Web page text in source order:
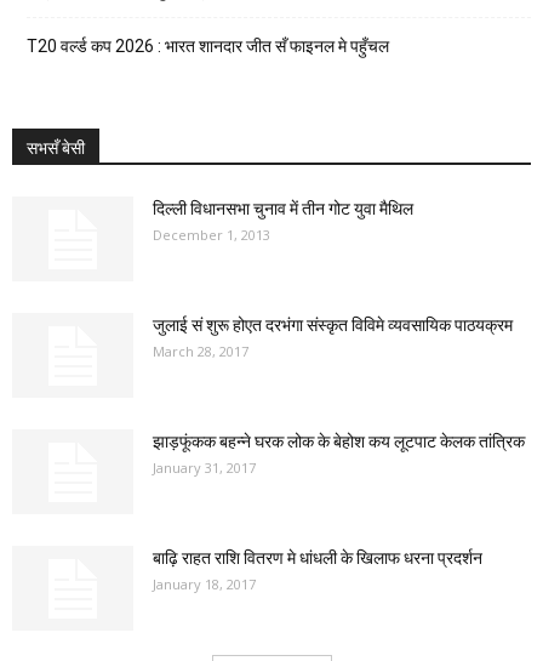
T20 वर्ल्ड कप 2026 : भारत शानदार जीत सँ फाइनल मे पहुँचल
सभसँ बेसी
दिल्ली विधानसभा चुनाव में तीन गोट युवा मैथिल
December 1, 2013
जुलाई सं शुरू होएत दरभंगा संस्कृत विविमे व्यवसायिक पाठयक्रम
March 28, 2017
झाड़फूंकक बहन्ने घरक लोक के बेहोश कय लूटपाट केलक तांत्रिक
January 31, 2017
बाढ़ि राहत राशि वितरण मे धांधली के खिलाफ धरना प्रदर्शन
January 18, 2017